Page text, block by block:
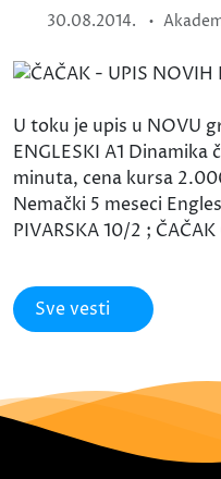
30.08.2014. •
U toku je upis u NOVU
ENGLESKI A1
minuta, cena kursa
Nemački 5 meseci
PIVARSKA 10/2 ;
Sve vesti